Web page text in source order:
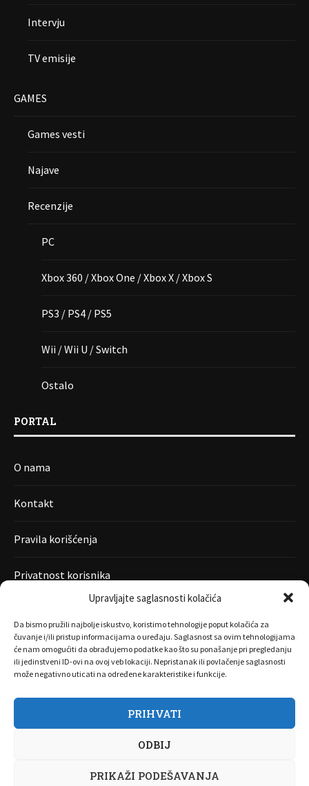
Upravljajte saglasnosti kolačića
Da bismo pružili najbolje iskustvo, koristimo tehnologije poput kolačića za
čuvanje i/ili pristup informacijama o uređaju. Saglasnost sa ovim tehnologijama
će nam omogućiti da obrađujemo podatke kao što su ponašanje pri pregledanju
ili jedinstveni ID-ovi na ovoj veb lokaciji. Nepristanak ili povlačenje saglasnosti
može negativno uticati na određene karakteristike i funkcije.
PRIHVATI
ODBIJ
PRIKAŽI PODEŠAVANJA
Intervju
TV emisije
GAMES
Games vesti
Najave
Recenzije
PC
Xbox 360 / Xbox One / Xbox X / Xbox S
PS3 / PS4 / PS5
Wii / Wii U / Switch
Ostalo
PORTAL
O nama
Kontakt
Pravila korišćenja
Privatnost korisnika
O nama Marketing Kontakt FAQ
Privatnost korisnika
Pravila korišćenja